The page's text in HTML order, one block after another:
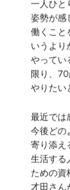
一人​ひと
姿勢が​感
働く​こと
いう​より
やってい
限り、​
やりたい
最近では​
今後どの
寄り添え
生活する​
ための​資
才田さん